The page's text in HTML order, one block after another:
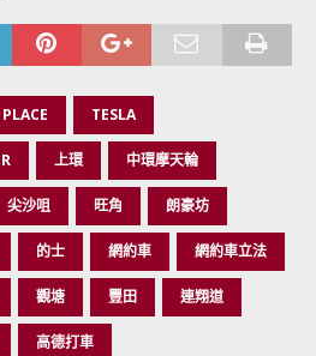
TESLA
上環 中環摩天輪
尖沙咀 旺角 朗豪坊
的士 網約車 網約車立法
觀塘 豐田 連翔道
高德打車